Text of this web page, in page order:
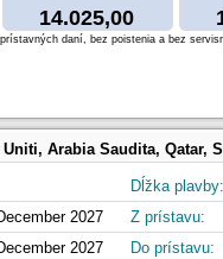
14.025,00
daní, bez poistenia a bez
Arabia Saudita, Qatar,
2027
2027
Dĺžka plavby:
Z prístavu:
Do prístavu: